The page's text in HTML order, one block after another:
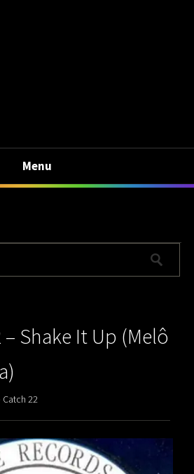
Menu
Shake It Up (Melô
Catch 22